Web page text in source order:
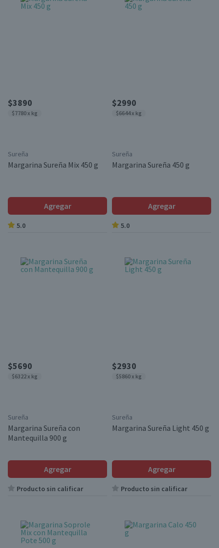
$3890
$7780 x kg
Sureña
Margarina Sureña Mix 450 g
Agregar
5.0
$2990
$6644 x kg
Sureña
Margarina Sureña 450 g
Agregar
5.0
$5690
$6322 x kg
Sureña
Margarina Sureña con
Mantequilla 900 g
Agregar
Producto sin calificar
$2930
$5860 x kg
Sureña
Margarina Sureña Light 450 g
Agregar
Producto sin calificar